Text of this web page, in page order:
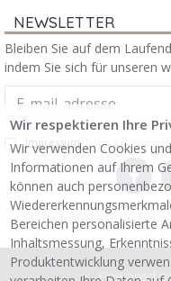
NEWSLETTER
Bleiben Sie auf dem
indem Sie sich für unseren
Impressum habe ich
Powered
Wir respektieren Ihre
Wir verwenden Cookies
Informationen auf Ihrem
können auch
Bereichen personalisierte
Inhaltsmessung,
Produktentwicklung